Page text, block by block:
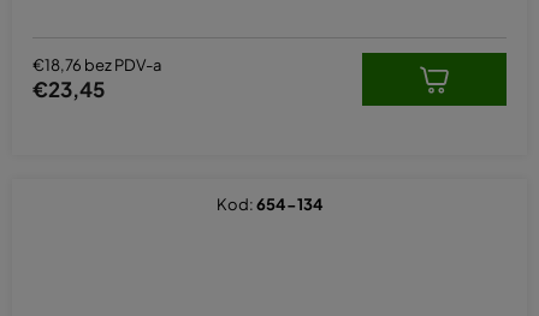
€18,76 bez PDV-a
€23,45
Kod:654-134